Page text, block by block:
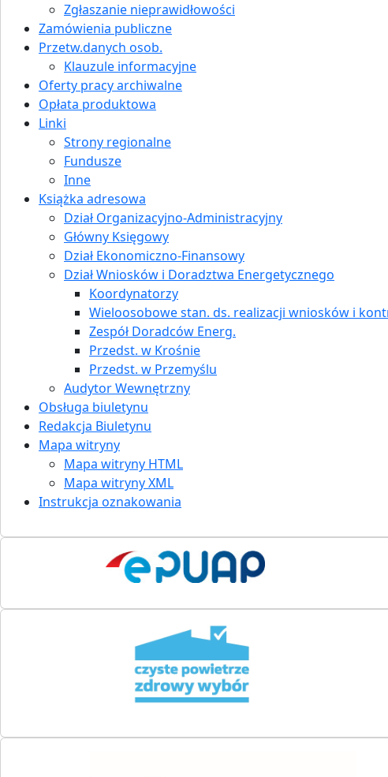
Zgłaszanie nieprawidłowości
Zamówienia publiczne
Przetw.danych osob.
Klauzule informacyjne
Oferty pracy archiwalne
Opłata produktowa
Linki
Strony regionalne
Fundusze
Inne
Książka adresowa
Dział Organizacyjno-Administracyjny
Główny Księgowy
Dział Ekonomiczno-Finansowy
Dział Wniosków i Doradztwa Energetycznego
Koordynatorzy
Wieloosobowe stan. ds. realizacji wniosków i
Zespół Doradców Energ.
Przedst. w Krośnie
Przedst. w Przemyślu
Audytor Wewnętrzny
Obsługa biuletynu
Redakcja Biuletynu
Mapa witryny
Mapa witryny HTML
Mapa witryny XML
Instrukcja oznakowania